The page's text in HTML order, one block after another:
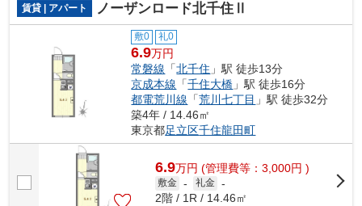
賃貸 | アパート ノーザンロード北千住Ⅱ
敷0 礼0
6.9万円
常磐線 「北千住 」駅 徒歩13分
京成本線 「千住大橋 」駅 徒歩16分
都電荒川線 「荒川七丁目 」駅 徒歩32分
築4年 / 14.46㎡
東京都足立区千住龍田町
6.9万円 (管理費等：3,000円 )
敷金 - 礼金 -
2階 / 1R / 14.46㎡